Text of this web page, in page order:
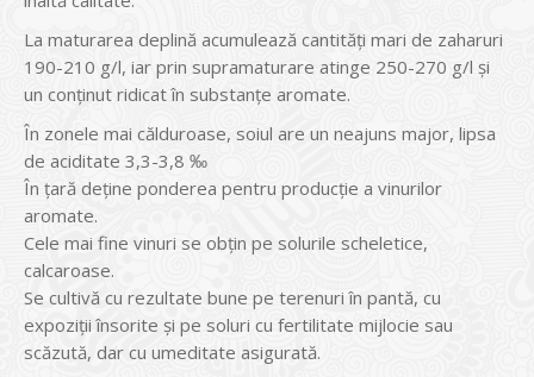
La maturarea deplină acumulează cantităţi mari de zaharuri
190-210 g/l, iar prin supramaturare atinge 250-270 g/l şi
un conţinut ridicat în substanţe aromate.
În zonele mai călduroase, soiul are un neajuns major, lipsa
de aciditate 3,3-3,8 ‰
În ţară deţine ponderea pentru producţie a vinurilor
aromate.
Cele mai fine vinuri se obţin pe solurile scheletice,
calcaroase.
Se cultivă cu rezultate bune pe terenuri în pantă, cu
expoziţii însorite şi pe soluri cu fertilitate mijlocie sau
scăzută, dar cu umeditate asigurată.